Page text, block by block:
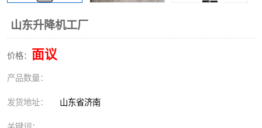
山东升降机工厂
价格： 面议
产品数量：
发货地址： 山东省济南